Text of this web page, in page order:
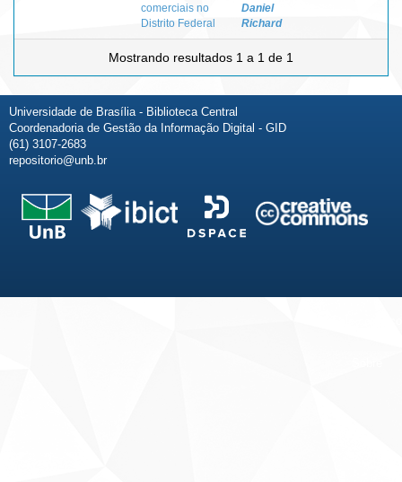
comerciais no
Distrito Federal
Daniel
Richard
Mostrando resultados 1 a 1 de 1
Universidade de Brasília - Biblioteca Central
Coordenadoria de Gestão da Informação Digital - GID
(61) 3107-2683
repositorio@unb.br